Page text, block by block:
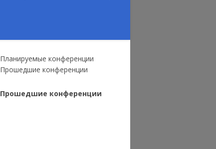
Планируемые конференции
Прошедшие конференции
Прошедшие конференции